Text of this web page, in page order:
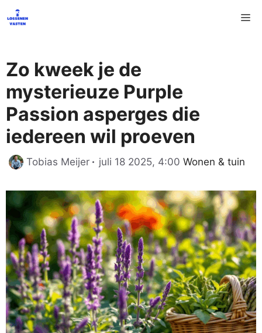
naar
Zo kweek je de
mysterieuze Purple
Passion asperges die
iedereen wil proeven
Tobias Meijer juli 18 2025, 4:00 Categorieën
Wonen & tuin